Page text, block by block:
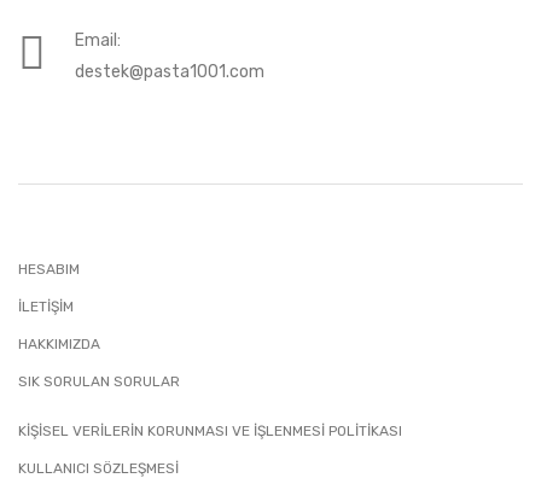
Email:
destek@pasta1001.com
HESABIM
İLETIŞIM
HAKKIMIZDA
SIK SORULAN SORULAR
KİŞİSEL VERİLERİN KORUNMASI VE İŞLENMESİ POLİTİKASI
KULLANICI SÖZLEŞMESİ